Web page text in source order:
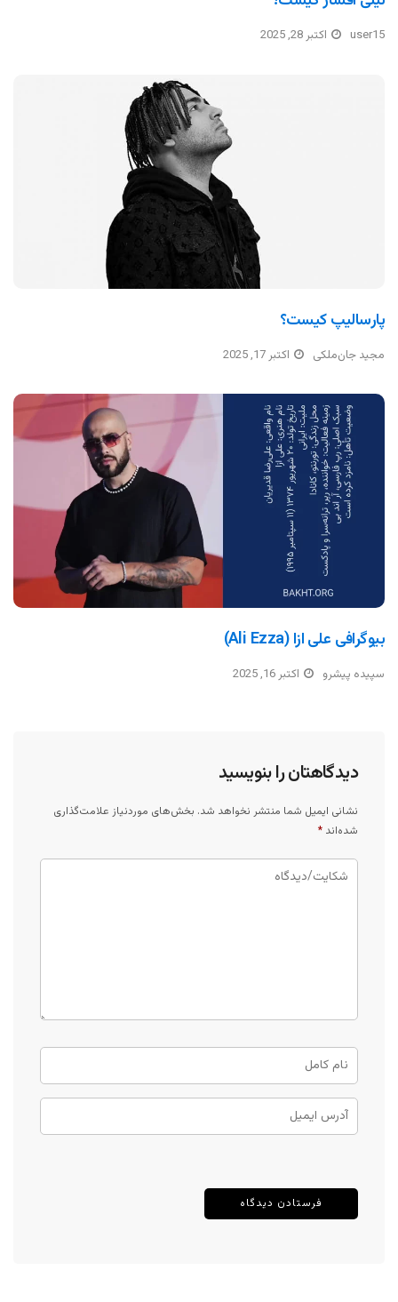
user15 اکتبر 28, 2025
پارسالیپ کیست؟
مجید جان‌ملکی اکتبر 17, 2025
بیوگرافی علی ازا (Ali Ezza)
سپیده پیشرو اکتبر 16, 2025
دیدگاهتان را بنویسید
نشانی ایمیل شما منتشر نخواهد شد. بخش‌های موردنیاز علامت‌گذاری
شده‌اند *